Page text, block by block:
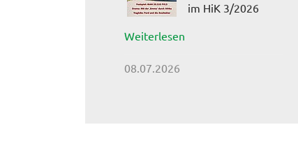
im HiK 3/2026
Weiterlesen
08.07.2026